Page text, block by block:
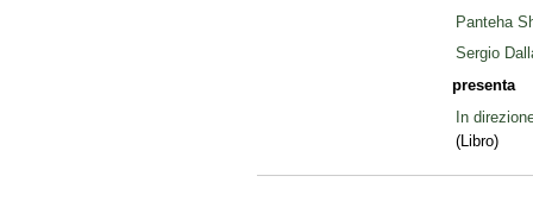
Panteha
Sergio
presenta
In
(Libro)